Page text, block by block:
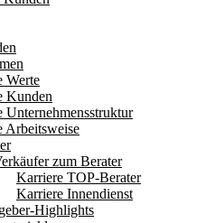
Werte
Kunden
Unternehmensstruktur
Arbeitsweise
zum Berater
Karriere TOP-Berater
Karriere Innendienst
Highlights